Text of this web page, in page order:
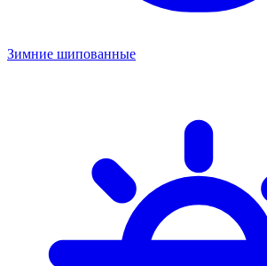
Зимние шипованные